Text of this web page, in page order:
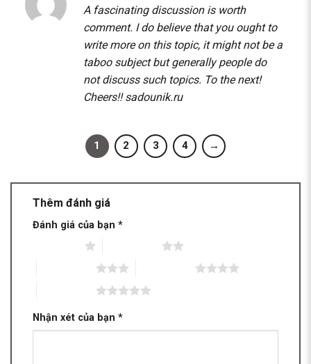
A fascinating discussion is worth
comment. I do believe that you ought to
write more on this topic, it might not be a
taboo subject but generally people do
not discuss such topics. To the next!
Cheers!!sadounik.ru
1 2 3 4 →
Thêm đánh giá
Đánh giá của bạn *
Nhận xét của bạn *